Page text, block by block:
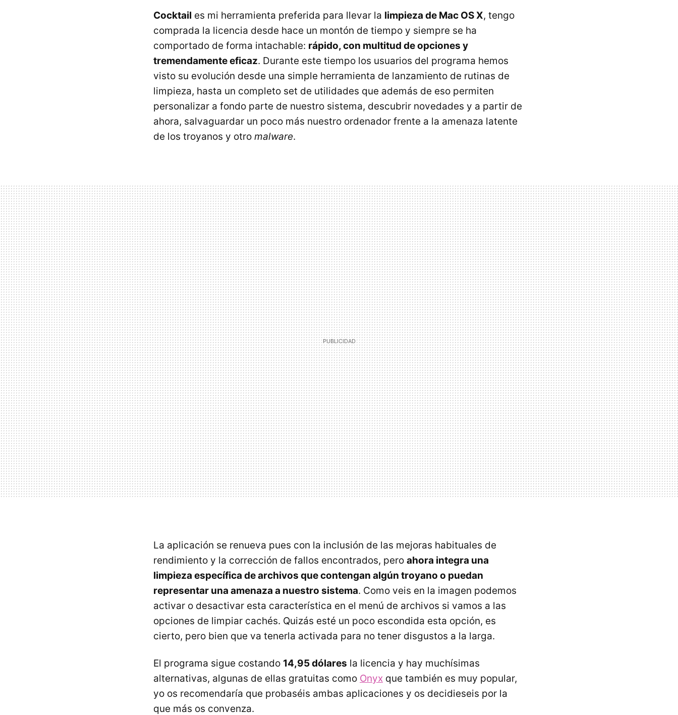
Cocktail es mi herramienta preferida para llevar la limpieza de Mac OS X, tengo
comprada la licencia desde hace un montón de tiempo y siempre se ha
comportado de forma intachable: rápido, con multitud de opciones y
tremendamente eficaz. Durante este tiempo los usuarios del programa hemos
visto su evolución desde una simple herramienta de lanzamiento de rutinas de
limpieza, hasta un completo set de utilidades que además de eso permiten
personalizar a fondo parte de nuestro sistema, descubrir novedades y a partir de
ahora, salvaguardar un poco más nuestro ordenador frente a la amenaza latente
de los troyanos y otro malware.
La aplicación se renueva pues con la inclusión de las mejoras habituales de
rendimiento y la corrección de fallos encontrados, pero ahora integra una
limpieza específica de archivos que contengan algún troyano o puedan
representar una amenaza a nuestro sistema. Como veis en la imagen podemos
activar o desactivar esta característica en el menú de archivos si vamos a las
opciones de limpiar cachés. Quizás esté un poco escondida esta opción, es
cierto, pero bien que va tenerla activada para no tener disgustos a la larga.
El programa sigue costando 14,95 dólares la licencia y hay muchísimas
alternativas, algunas de ellas gratuitas como Onyx que también es muy popular,
yo os recomendaría que probaséis ambas aplicaciones y os decidieseis por la
que más os convenza.